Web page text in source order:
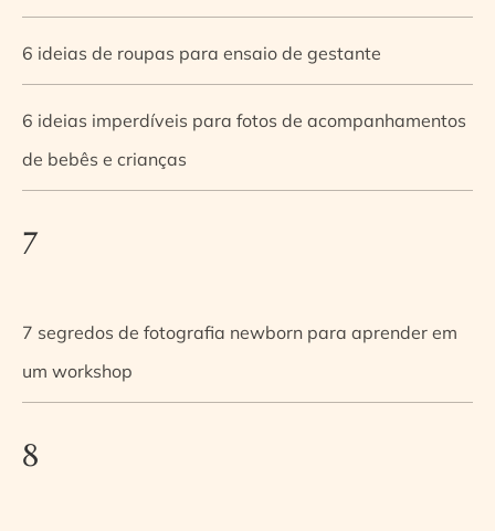
6 ideias de roupas para ensaio de gestante
6 ideias imperdíveis para fotos de acompanhamentos
de bebês e crianças
7
7 segredos de fotografia newborn para aprender em
um workshop
8